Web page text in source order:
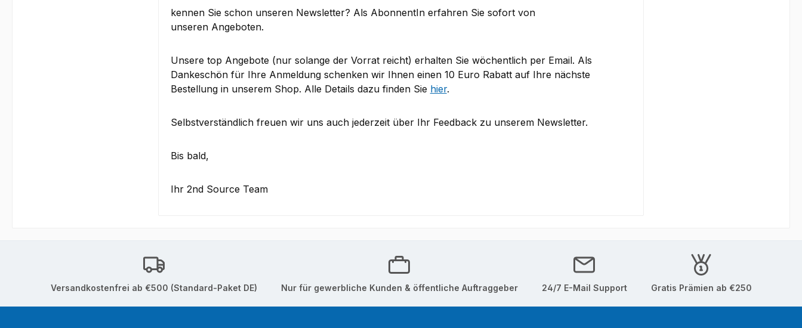
kennen Sie schon unseren Newsletter? Als AbonnentIn erfahren Sie sofort von
unserenAngeboten.
Unsere top Angebote (nur solange der Vorrat reicht) erhalten Sie wöchentlich per Email. Als
Dankeschön für Ihre Anmeldung schenken wir Ihnen einen 10 Euro Rabatt auf Ihre nächste
Bestellung in unserem Shop. Alle Details dazu finden Sie hier.
Selbstverständlich freuen wiruns auch jederzeit über Ihr Feedback zu unserem Newsletter.
Bis bald,
Ihr 2nd Source Team
Versandkostenfrei ab €500 (Standard-Paket DE) Nur für gewerbliche Kunden & öffentliche Auftraggeber 24/7 E-Mail Support Gratis Prämien ab €250